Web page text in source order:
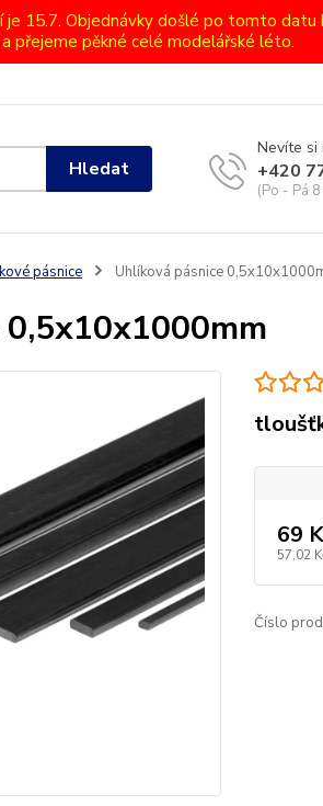
15.7. Objednávky došlé po tomto
přejeme pěkné celé modelářské léto.
Hledat
Nevíte si
+420
(Po - Pá
pásnice Uhlíková pásnice
69
57,02
Číslo